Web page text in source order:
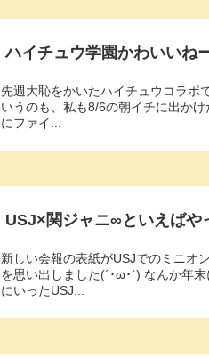
ハイチュウ学園かわいいねー
先週大恥をかいたハイチュウコラボ
いうのも、私も8/6の朝イチに出か
にファイ...
USJ×関ジャニ∞といえば
新しい会報の表紙がUSJでのミニオ
を思い出しました(´･ω･`) なんか年
にいったUSJ...